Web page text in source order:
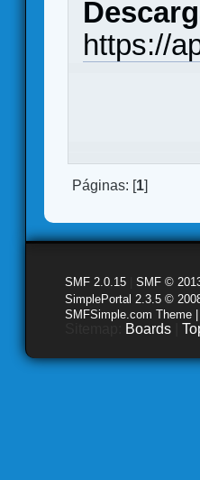
https://
Páginas: [1]
SMF 2.0.15 SMF ©
SimplePortal 2.3.5 ©
SMFSimple.com Theme
Boards